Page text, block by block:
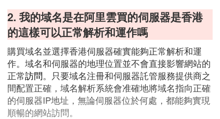
2. 我的域名是在阿里雲買的伺服器是香港
的這樣可以正常解析和運作嗎
購買域名並選擇香港伺服器確實能夠正常解析和運
作。域名和伺服器的地理位置並不會直接影響網站的
正常訪問。只要域名注冊和伺服器託管服務提供商之
間配置正確，域名解析系統會准確地將域名指向正確
的伺服器IP地址，無論伺服器位於何處，都能夠實現
順暢的網站訪問。